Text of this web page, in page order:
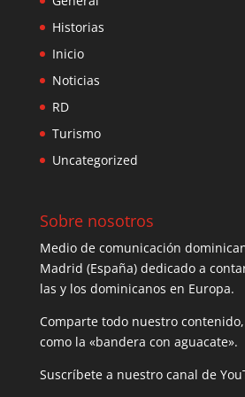
Historias
Inicio
Noticias
RD
Turismo
Uncategorized
Sobre nosotros
Medio de comunicación
Madrid (España) dedicado a
las y los dominicanos en Europa.
Comparte todo nuestro
como la «bandera con aguacate».
Suscríbete a nuestro canal de